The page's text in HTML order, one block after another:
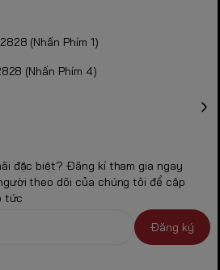
(Nhấn Phím 1)
(Nhấn Phím 4)
đặc biệt? Đăng kí tham gia ngay
theo dõi của chúng tôi để cập
tức
Đăng ký